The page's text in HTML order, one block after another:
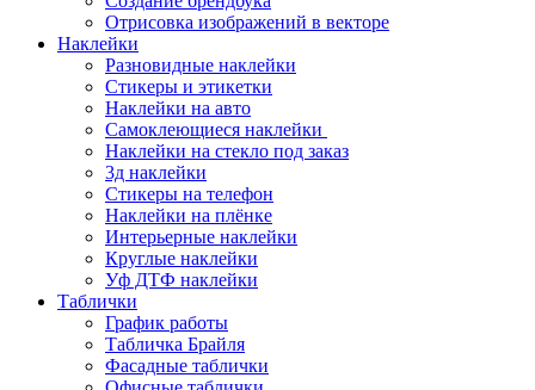
Отрисовка изображений в векторе
Наклейки
Разновидные наклейки
Стикеры и этикетки
Наклейки на авто
Самоклеющиеся наклейки
Наклейки на стекло под заказ
3д наклейки
Cтикеры на телефон
Наклейки на плёнке
Интерьерные наклейки
Круглые наклейки
Уф ДТФ наклейки
Таблички
График работы
Табличка Брайля
Фасадные таблички